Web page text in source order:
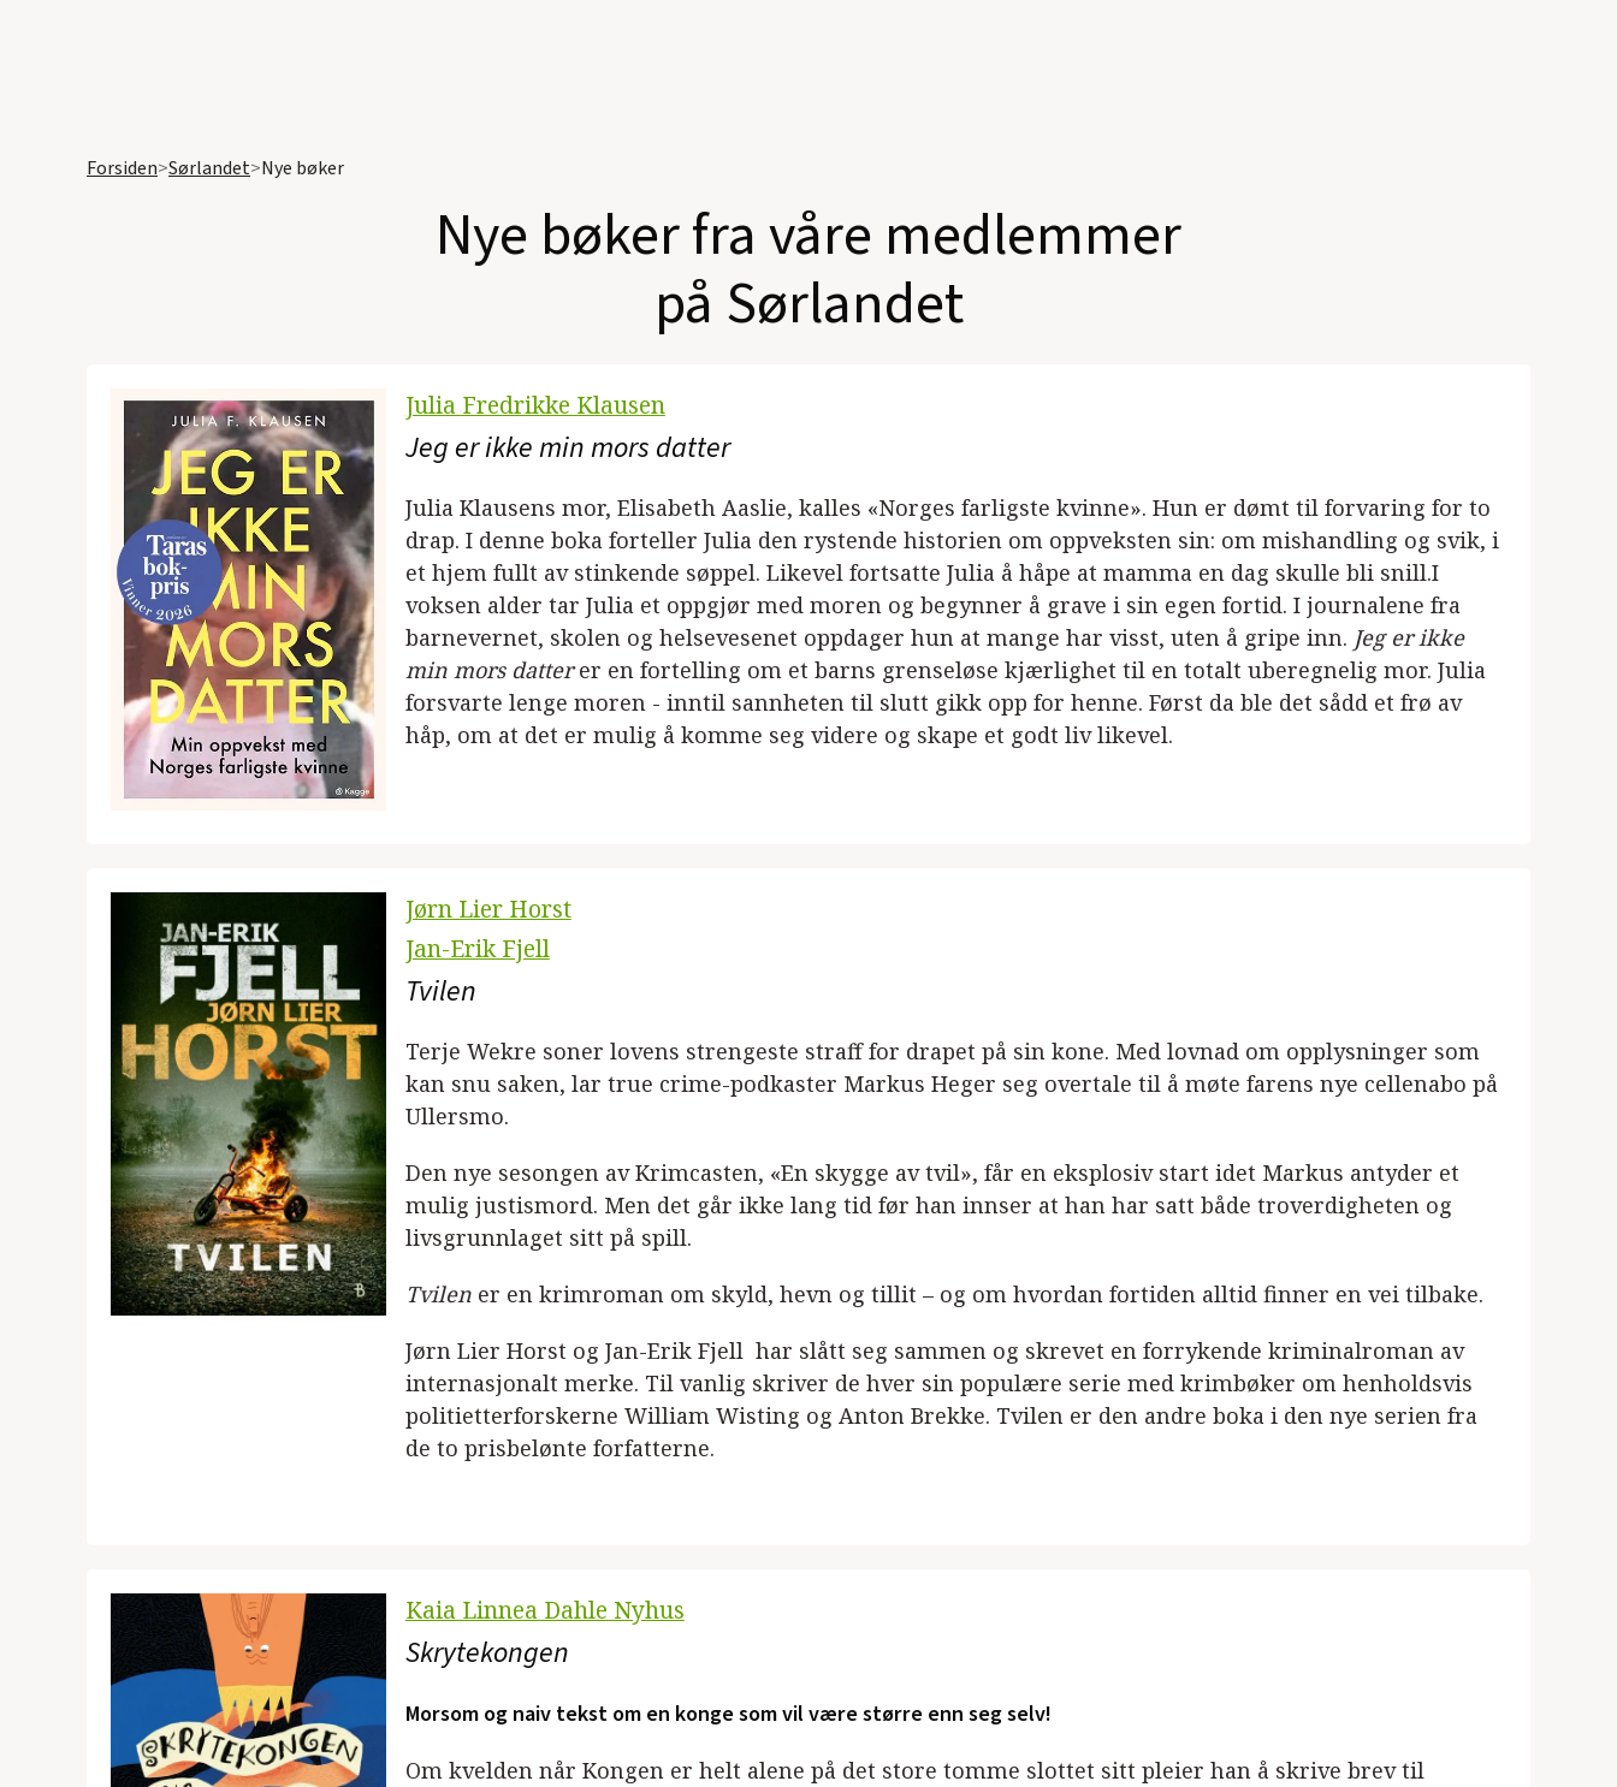
Forsiden>Sørlandet>Nye bøker
Nye bøker fra våre medlemmer
på Sørlandet
Julia Fredrikke Klausen
Jeg er ikke min mors datter
Julia Klausens mor, Elisabeth Aaslie, kalles «Norges farligste kvinne». Hun er dømt til forvaring for to
drap. I denne boka forteller Julia den rystende historien om oppveksten sin: om mishandling og svik, i
et hjem fullt av stinkende søppel. Likevel fortsatte Julia å håpe at mamma en dag skulle bli snill.I
voksen alder tar Julia et oppgjør med moren og begynner å grave i sin egen fortid. I journalene fra
barnevernet, skolen og helsevesenet oppdager hun at mange har visst, uten å gripe inn. Jeg er ikke
min mors datterer en fortelling om et barns grenseløse kjærlighet til en totalt uberegnelig mor. Julia
forsvarte lenge moren - inntil sannheten til slutt gikk opp for henne. Først da ble det sådd et frø av
håp, om at det er mulig å komme seg videre og skape et godt liv likevel.
Jørn Lier Horst
Jan-Erik Fjell
Tvilen
Terje Wekre soner lovens strengeste straff for drapet på sin kone. Med lovnad om opplysninger som
kan snu saken, lar true crime-podkaster Markus Heger seg overtale til å møte farens nye cellenabo på
Ullersmo.
Den nye sesongen av Krimcasten, «En skygge av tvil», får en eksplosiv start idet Markus antyder et
mulig justismord. Men det går ikke lang tid før han innser at han har satt både troverdigheten og
livsgrunnlaget sitt på spill.
Tvilener en krimroman om skyld, hevn og tillit – og om hvordan fortiden alltid finner en vei tilbake.
Jørn Lier Horst og Jan-Erik Fjell har slått seg sammen og skrevet en forrykende kriminalroman av
internasjonalt merke. Til vanlig skriver de hver sin populære serie med krimbøker om henholdsvis
politietterforskerne William Wisting og Anton Brekke. Tvilen er den andre boka i den nye serien fra
de to prisbelønte forfatterne.
Kaia Linnea Dahle Nyhus
Skrytekongen
Morsom og naiv tekst om en konge som vil være større enn seg selv!
Om kvelden når Kongen er helt alene på det store tomme slottet sitt pleier han å skrive brev til